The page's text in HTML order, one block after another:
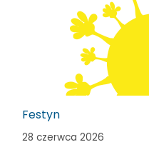
Festyn
28 czerwca 2026